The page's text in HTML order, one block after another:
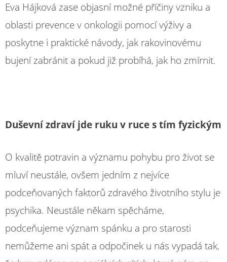
Eva Hájková zase objasní možné příčiny vzniku a
oblasti prevence v onkologii pomocí výživy a
poskytne i praktické návody, jak rakovinovému
bujení zabránit a pokud již probíhá, jak ho zmírnit.
Duševní zdraví jde ruku v ruce s tím fyzickým
O kvalitě potravin a významu pohybu pro život se
mluví neustále, ovšem jedním z nejvíce
podceňovaných faktorů zdravého životního stylu je
psychika. Neustále někam spěcháme,
podceňujeme význam spánku a pro starosti
nemůžeme ani spát a odpočinek u nás vypadá tak,